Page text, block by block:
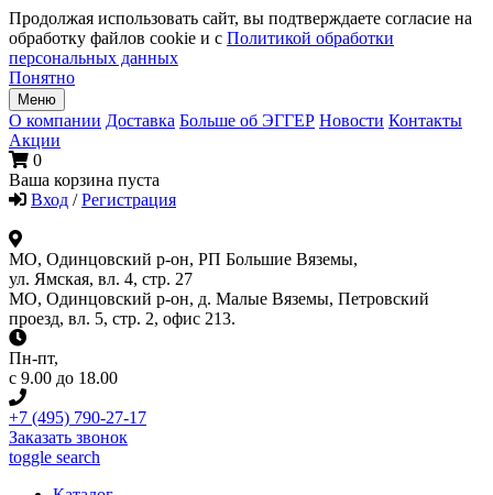
Продолжая использовать сайт, вы подтверждаете согласие на
обработку файлов cookie и с Политикой обработки
персональных данных
Понятно
Меню
О компании Доставка Больше об ЭГГЕР Новости Контакты
Акции
0
Ваша корзина пуста
Вход / Регистрация
МО, Одинцовский р-он, РП Большие Вяземы,
ул. Ямская, вл. 4, стр. 27
МО, Одинцовский р-он, д. Малые Вяземы, Петровский
проезд, вл. 5, стр. 2, офис 213.
Пн-пт,
с 9.00 до 18.00
+7 (495) 790-27-17
Заказать звонок
toggle search